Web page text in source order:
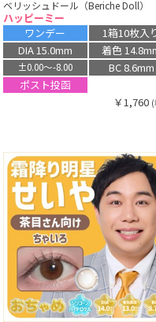
ベリッシュドール（Beriche Doll）
ハッピーミー
ワンデー
1箱10枚入
DIA 15.0mm
着色
±0.00〜-8.00
BC 8.6mm
ポスト投函
￥1,760